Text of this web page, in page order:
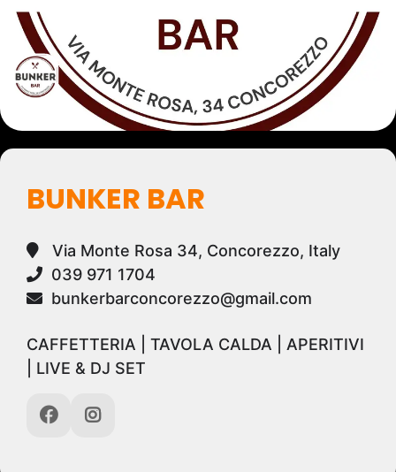
BUNKER BAR
Via Monte Rosa 34, Concorezzo, Italy
039 971 1704
bunkerbarconcorezzo@gmail.com
CAFFETTERIA | TAVOLA CALDA | APERITIVI
| LIVE & DJ SET